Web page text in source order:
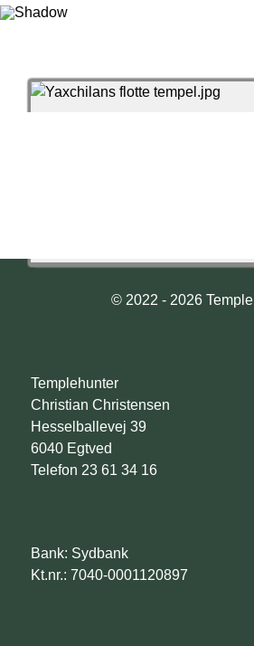
© 2022 - 2026
Templehunter
Christian Christensen
Hesselballevej 39
6040 Egtved
Telefon 23 61 34 16
Bank: Sydbank
Kt.nr.: 7040-0001120897